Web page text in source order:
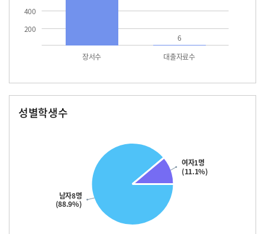
200
400
장서수 대출자료수
6
성별학생수
남자8명
(88.9%)
여자1명
(11.1%)